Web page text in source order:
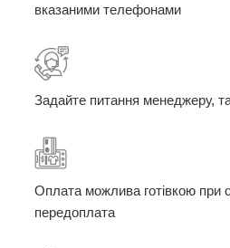
вказаними телефонами
Задайте питання менеджеру,
Оплата можлива готівкою при
передоплата